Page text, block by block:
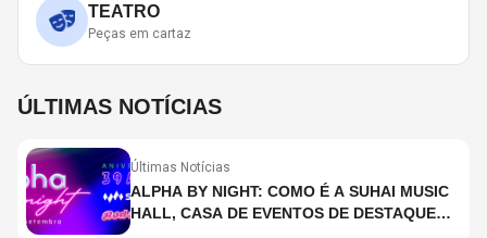
TEATRO
Peças em cartaz
ÚLTIMAS NOTÍCIAS
Últimas Notícias
ALPHA BY NIGHT: COMO É A SUHAI MUSIC
HALL, CASA DE EVENTOS DE DESTAQUE